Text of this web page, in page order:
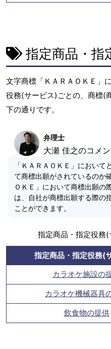
指定商品・指
文字商標「ＫＡＲＡＯＫＥ」
役務(サービス)ごとの、商標(
下の通りです。
弁理士
大瀬 佳之のコメン
「ＫＡＲＡＯＫＥ」におい
て商標出願がされているのか
ＯＫＥ」において商標出願の
は、自社が商標出願する際の
ことができます。
指定商品・指定役務
指定商品・指定役務(
カラオケ施設の
カラオケ機械器具
飲食物の提供